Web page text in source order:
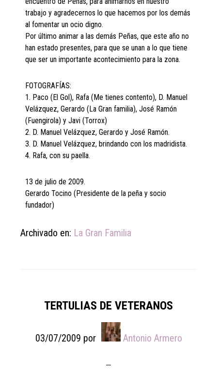
trabajo y agradecernos lo que hacemos por los demás
al fomentar un ocio digno.
Por último animar a las demás Peñas, que este año no
han estado presentes, para que se unan a lo que tiene
que ser un importante acontecimiento para la zona.
FOTOGRAFÍAS:
1. Paco (El Gol), Rafa (Me tienes contento), D. Manuel
Velázquez, Gerardo (La Gran familia), José Ramón
(Fuengirola) y Javi (Torrox)
2. D. Manuel Velázquez, Gerardo y José Ramón.
3. D. Manuel Velázquez, brindando con los madridista.
4. Rafa, con su paella.
13 de julio de 2009.
Gerardo Tocino (Presidente de la peña y socio
fundador)
Archivado en: La Gran Familia
TERTULIAS DE VETERANOS
03/07/2009 por Antonio Armero